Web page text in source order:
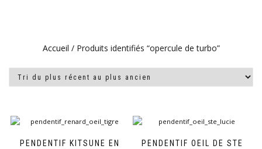
Accueil / Produits identifiés “opercule de turbo”
PENDENTIF KITSUNE EN
PENDENTIF OEIL DE STE